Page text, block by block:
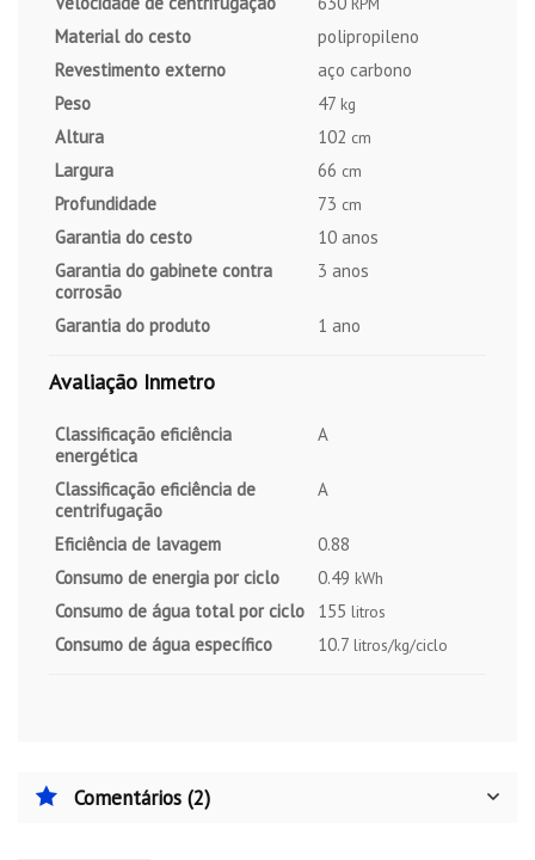
Material do cesto
polipropileno
Revestimento externo
aço carbono
Peso
47 kg
Altura 102 cm
Largura 66 cm
Profundidade 73 cm
Garantia do cesto
10 anos
Garantia do gabinete contra
corrosão
3 anos
Garantia do produto 1 ano
Avaliação Inmetro
Classificação eficiência
energética
A
Classificação eficiência de
centrifugação
A
Eficiência de lavagem
0.88
Consumo de energia por ciclo
0.49 kWh
Consumo de água total por ciclo 155 litros
Consumo de água específico 10.7 litros/kg/ciclo
Comentários (2)